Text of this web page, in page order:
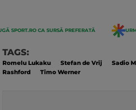
SPORT.RO CA SURSĂ PREFERATĂ
TAGS:
Romelu Lukaku Stefan de Vrij Sadio
Rashford
Timo Werner